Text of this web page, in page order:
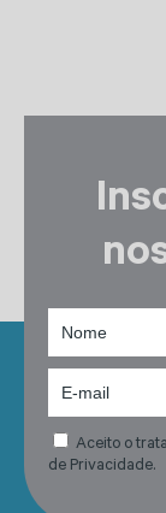
Aceito o
de Privacidade.